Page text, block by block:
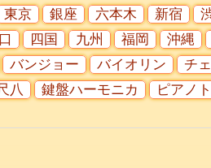
東京 銀座 六本木 新宿
四国 九州 福岡 沖縄
バンジョー バイオリン チ
八 鍵盤ハーモニカ ピアノ